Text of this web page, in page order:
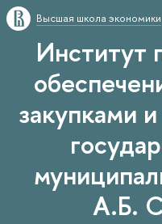
Высшая школа экономики
Институт
закупками
А.Б.